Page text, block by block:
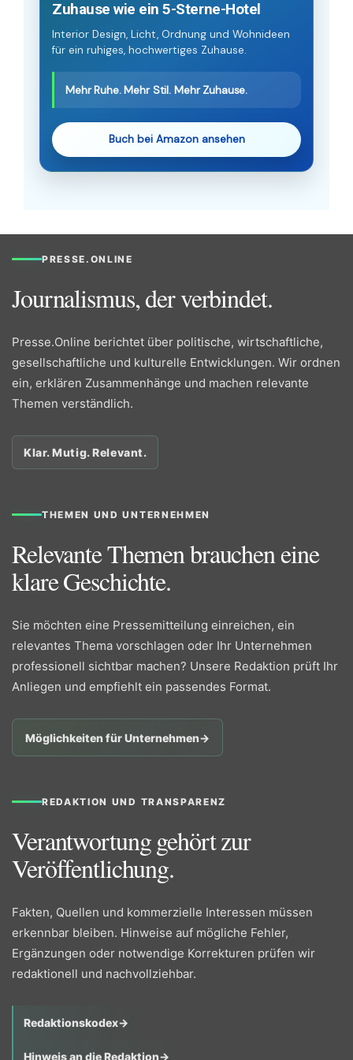
Zuhause wie ein 5-Sterne-Hotel
Interior Design, Licht, Ordnung und Wohnideen
für ein ruhiges, hochwertiges Zuhause.
Mehr Ruhe. Mehr Stil. Mehr Zuhause.
Buch bei Amazon ansehen
PRESSE.ONLINE
Journalismus, der verbindet.
Presse.Online berichtet über politische, wirtschaftliche,
gesellschaftliche und kulturelle Entwicklungen. Wir ordnen
ein, erklären Zusammenhänge und machen relevante
Themen verständlich.
Klar. Mutig. Relevant.
THEMEN UND UNTERNEHMEN
Relevante Themen brauchen eine
klare Geschichte.
Sie möchten eine Pressemitteilung einreichen, ein
relevantes Thema vorschlagen oder Ihr Unternehmen
professionell sichtbar machen? Unsere Redaktion prüft Ihr
Anliegen und empfiehlt ein passendes Format.
Möglichkeiten für Unternehmen→
REDAKTION UND TRANSPARENZ
Verantwortung gehört zur
Veröffentlichung.
Fakten, Quellen und kommerzielle Interessen müssen
erkennbar bleiben. Hinweise auf mögliche Fehler,
Ergänzungen oder notwendige Korrekturen prüfen wir
redaktionell und nachvollziehbar.
Redaktionskodex→
Hinweis an die Redaktion→